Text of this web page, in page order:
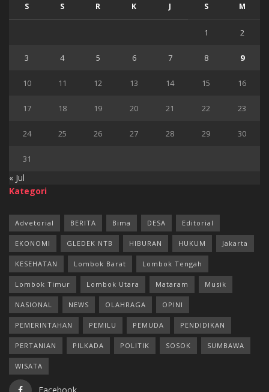
S S R K J S M
1 2
3 4 5 6 7 8 9
10 11 12 13 14 15 16
17 18 19 20 21 22 23
24 25 26 27 28 29 30
31
« Jul
Kategori
Advetorial BERITA Bima DESA Editorial
EKONOMI GLEDEK NTB HIBURAN HUKUM Jakarta
KESEHATAN Lombok Barat Lombok Tengah
Lombok Timur Lombok Utara Mataram Musik
NASIONAL NEWS OLAHRAGA OPINI
PEMERINTAHAN PEMILU PEMUDA PENDIDIKAN
PERTANIAN PILKADA POLITIK SOSOK SUMBAWA
WISATA
Facebook